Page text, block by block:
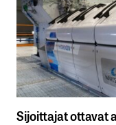
Sijoittajat ottavat